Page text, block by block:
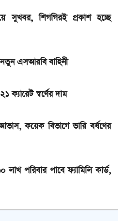
সুখবর, শিগগিরই প্রকাশ হচ্ছে
এসআরবি বাহিনী
স্বর্ণের দাম
কয়েক বিভাগে ভারি বর্ষণের
পরিবার পাবে ফ্যামিলি কার্ড,